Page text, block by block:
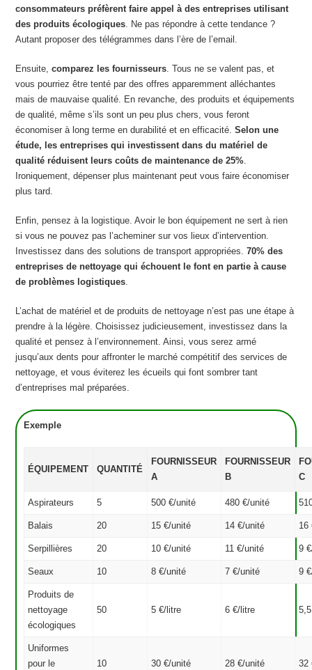
consommateurs préfèrent faire appel à des entreprises utilisant
des produits écologiques. Ne pas répondre à cette tendance ?
Autant proposer des télégrammes dans l’ère de l’email.
Ensuite,comparez les fournisseurs. Tous ne se valent pas, et
vous pourriez être tenté par des offres apparemment alléchantes
mais de mauvaise qualité. En revanche, des produits et équipements
de qualité, même s’ils sont un peu plus chers, vous feront
économiser à long terme en durabilité et en efficacité.Selon une
étude, les entreprises qui investissent dans du matériel de
qualité réduisent leurs coûts de maintenance de 25%.
Ironiquement, dépenser plus maintenant peut vous faire économiser
plus tard.
Enfin, pensez à la logistique. Avoir le bon équipement ne sert à rien
si vous ne pouvez pas l’acheminer sur vos lieux d’intervention.
Investissez dans des solutions de transport appropriées.70% des
entreprises de nettoyage qui échouent le font en partie à cause
de problèmes logistiques.
L’achat de matériel et de produits de nettoyage n’est pas une étape à
prendre à la légère. Choisissez judicieusement, investissez dans la
qualité et pensez à l’environnement. Ainsi, vous serez armé
jusqu’aux dents pour affronter le marché compétitif des services de
nettoyage, et vous éviterez les écueils qui font sombrer tant
d’entreprises mal préparées.
Exemple
ÉQUIPEMENT QUANTITÉ
FOURNISSEUR
A
FOURNISSEUR
B
C
Aspirateurs 5 500 €/unité 480 €/unité
Balais 20 15 €/unité 14 €/unité 16
Serpillières 20 10 €/unité 11 €/unité 9
Seaux 10 8 €/unité 7 €/unité 9
Produits de
nettoyage
écologiques
50 5 €/litre 6 €/litre
Uniformes
pour le
10 30 €/unité 28 €/unité 32